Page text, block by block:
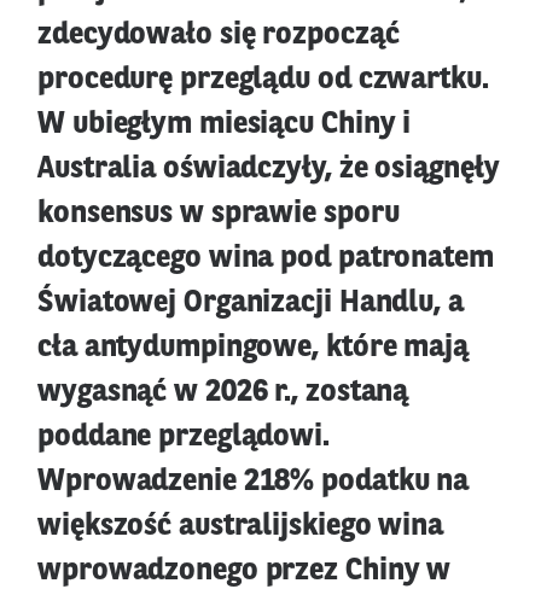
zdecydowało się rozpocząć
procedurę przeglądu od czwartku.
W ubiegłym miesiącu Chiny i
Australia oświadczyły, że osiągnęły
konsensus w sprawie sporu
dotyczącego wina pod patronatem
Światowej Organizacji Handlu, a
cła antydumpingowe, które mają
wygasnąć w 2026 r., zostaną
poddane przeglądowi.
Wprowadzenie 218% podatku na
większość australijskiego wina
wprowadzonego przez Chiny w